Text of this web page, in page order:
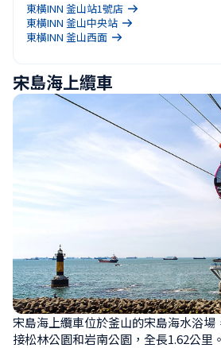
東橫INN 釜山站1號店
東橫INN 釜山中央站
東橫INN 釜山西面
宋島海上纜車
宋島海上纜車位於釜山的宋島海水浴場
接松林公園和岩南公園，全長1.62公里